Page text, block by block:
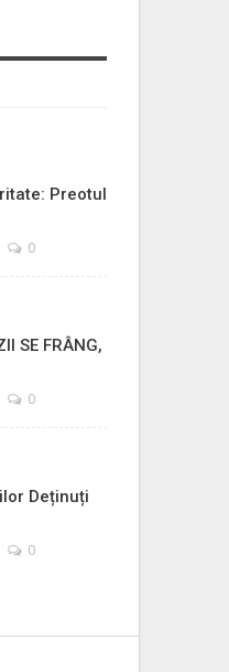
Preotul
0
SE FRÂNG,
0
Deținuți
0